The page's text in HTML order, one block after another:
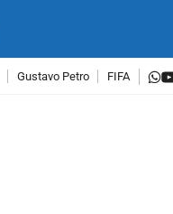
Gustavo Petro FIFA